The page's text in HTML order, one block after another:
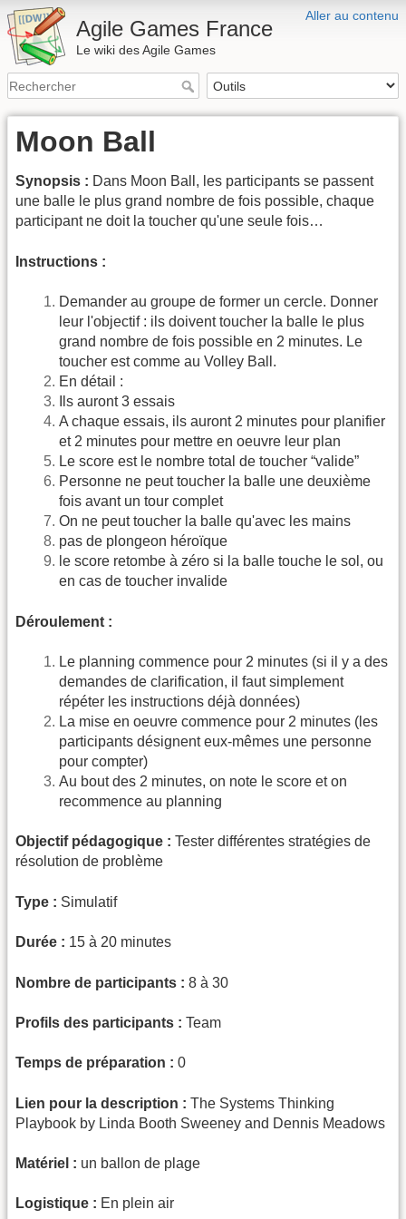
Aller au contenu
Agile Games France
Le wiki des Agile Games
Moon Ball
Synopsis : Dans Moon Ball, les participants se passent
une balle le plus grand nombre de fois possible, chaque
participant ne doit la toucher qu'une seule fois…
Instructions :
Demander au groupe de former un cercle. Donner
leur l'objectif : ils doivent toucher la balle le plus
grand nombre de fois possible en 2 minutes. Le
toucher est comme au Volley Ball.
En détail :
Ils auront 3 essais
A chaque essais, ils auront 2 minutes pour planifier
et 2 minutes pour mettre en oeuvre leur plan
Le score est le nombre total de toucher “valide”
Personne ne peut toucher la balle une deuxième
fois avant un tour complet
On ne peut toucher la balle qu'avec les mains
pas de plongeon héroïque
le score retombe à zéro si la balle touche le sol, ou
en cas de toucher invalide
Déroulement :
Le planning commence pour 2 minutes (si il y a des
demandes de clarification, il faut simplement
répéter les instructions déjà données)
La mise en oeuvre commence pour 2 minutes (les
participants désignent eux-mêmes une personne
pour compter)
Au bout des 2 minutes, on note le score et on
recommence au planning
Objectif pédagogique : Tester différentes stratégies de
résolution de problème
Type : Simulatif
Durée : 15 à 20 minutes
Nombre de participants : 8 à 30
Profils des participants : Team
Temps de préparation : 0
Lien pour la description : The Systems Thinking
Playbook by Linda Booth Sweeney and Dennis Meadows
Matériel : un ballon de plage
Logistique : En plein air